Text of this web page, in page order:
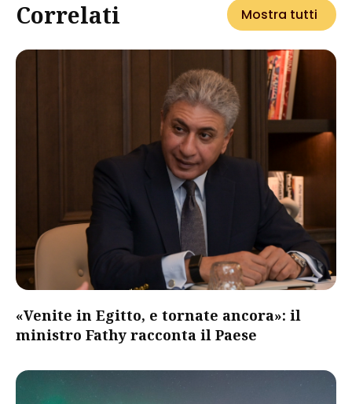
Correlati Mostra tutti
«Venite in Egitto, e tornate ancora»: il
ministro Fathy racconta il Paese